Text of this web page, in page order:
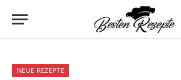
NEUE REZEPTE